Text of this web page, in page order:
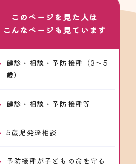
このページを見た人は
こんなページも見ています
健診・相談・予防接種（3～5
歳）
健診・相談・予防接種等
5歳児発達相談
予防接種が子どもの命を守る